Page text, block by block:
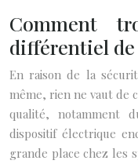
Comment
différentiel de
En raison de la
même, rien ne vaut de
qualité, notamment
dispositif électrique
grande place chez les